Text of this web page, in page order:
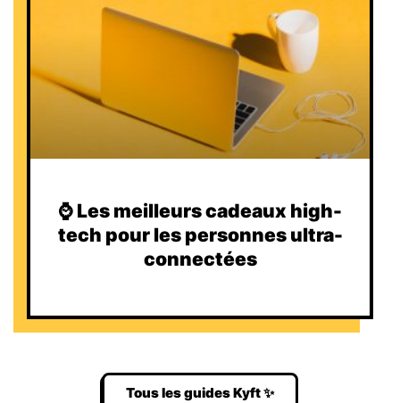
⌚️ Les meilleurs cadeaux high-
tech pour les personnes ultra-
connectées
Tous les guides Kyft ✨